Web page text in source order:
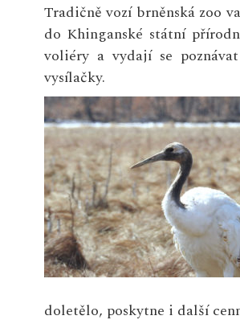
Tradičně vozí brněnská zoo
do Khinganské státní
voliéry a vydají se
vysílačky.
doletělo, poskytne i další